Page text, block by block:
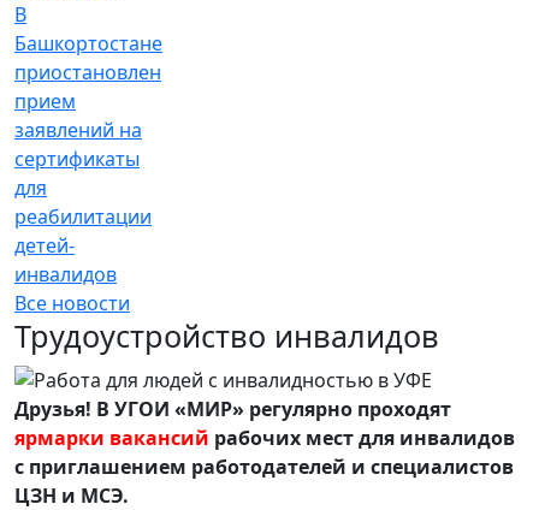
В
Башкортостане
приостановлен
прием
заявлений на
сертификаты
для
реабилитации
детей-
инвалидов
Все новости
Трудоустройство инвалидов
Друзья! В УГОИ «МИР» регулярно проходят
ярмарки вакансий рабочих мест для инвалидов
с приглашением работодателей и специалистов
ЦЗН и МСЭ.